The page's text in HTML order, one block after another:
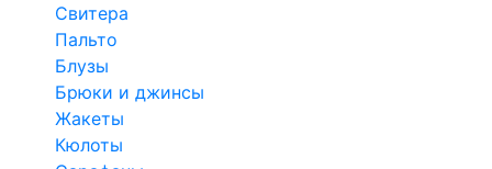
Свитера
Пальто
Блузы
Брюки и джинсы
Жакеты
Кюлоты